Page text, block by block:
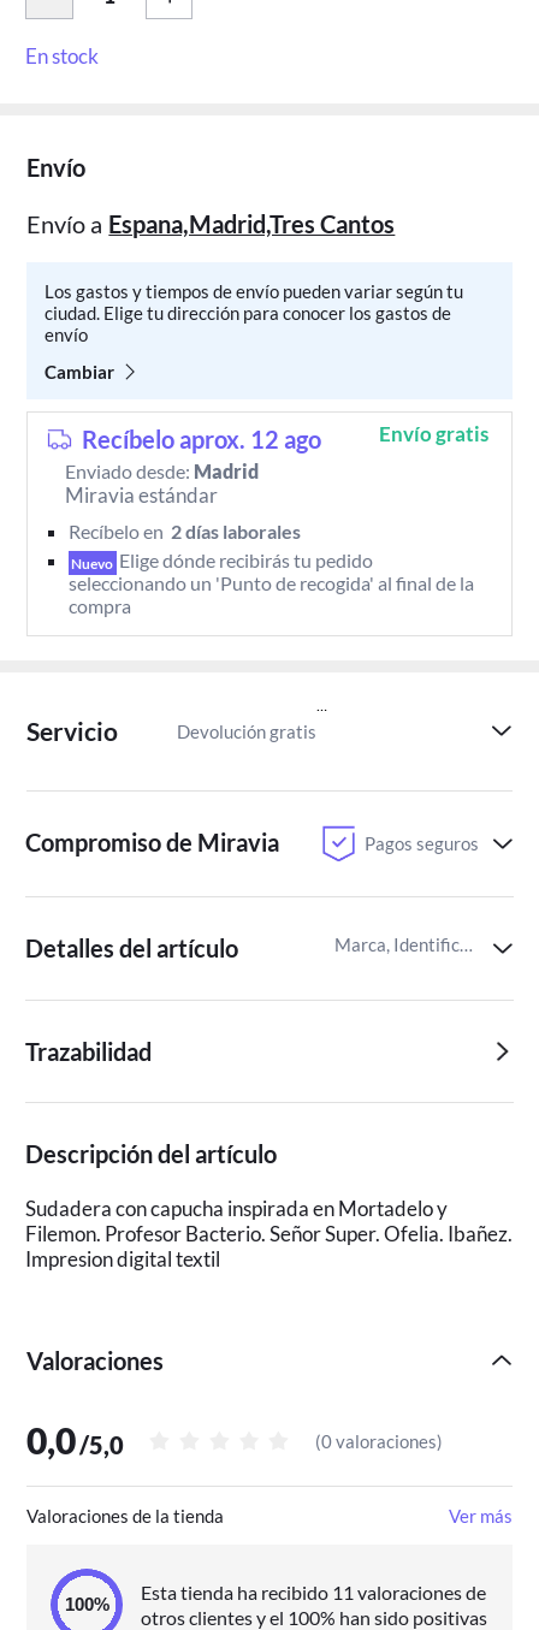
En stock
Envío
Envío a Espana,Madrid,Tres Cantos
Los gastos y tiempos de envío pueden variar según tu
ciudad. Elige tu dirección para conocer los gastos de
envío
Cambiar
Recíbelo aprox. 12 ago Envío gratis
Enviado desde: Madrid
Miravia estándar
Recíbelo en 2 días laborales
Nuevo Elige dónde recibirás tu pedido
seleccionando un 'Punto de recogida' al final de la
compra
Servicio Devolución gratis Paga
Compromiso de Miravia Pagos seguros
Detalles del artículo Marca, Identificador del artículo de Miravia
Trazabilidad
Descripción del artículo
Sudadera con capucha inspirada en Mortadelo y
Filemon. Profesor Bacterio. Señor Super. Ofelia. Ibañez.
Impresion digital textil
Valoraciones
0,0/5,0 (0 valoraciones)
Valoraciones de la tienda Ver más
Esta tienda ha recibido 11 valoraciones de
otros clientes y el 100% han sido positivas